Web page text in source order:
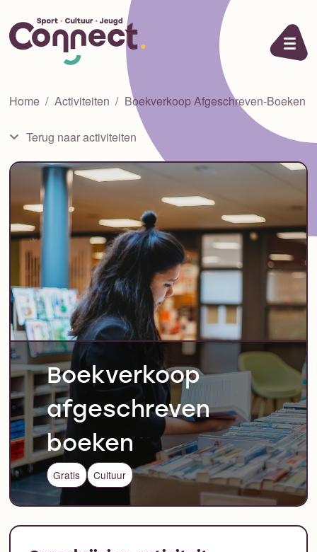
Ga naar de inhoud
Home Activiteiten Boekverkoop Afgeschreven-Boeken
Terug naar activiteiten
Boekverkoop
afgeschreven
boeken
Gratis Cultuur